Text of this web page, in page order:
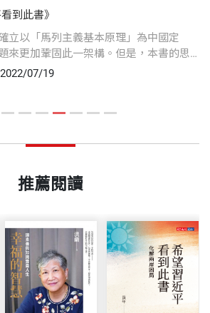
到此書》
立以「馬列主義基本原理」為中國定
來更加鞏固此一架構。但是，本書的思
性本質與文明方向的角度來省思自身的
2022/07/19
推薦閱讀